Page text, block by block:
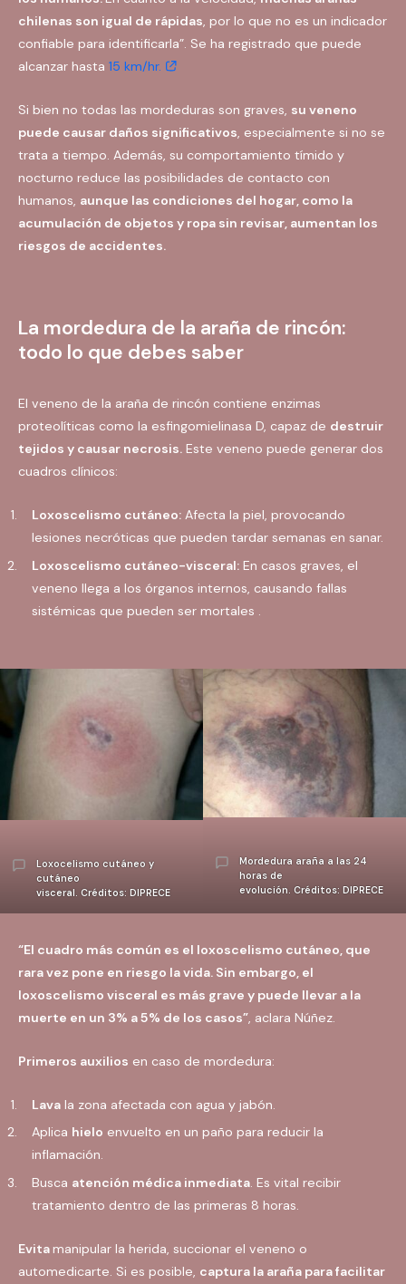
chilenas son igual de rápidas, por lo que no es un indicador
confiable para identificarla”. Se ha registrado que puede
alcanzar hasta 15 km/hr.
Si bien no todas las mordeduras son graves, su veneno
puede causar daños significativos, especialmente si no se
trata a tiempo. Además, su comportamiento tímido y
nocturno reduce las posibilidades de contacto con
humanos, aunque las condiciones del hogar, como la
acumulación de objetos y ropa sin revisar, aumentan los
riesgos de accidentes.
La mordedura de la araña de rincón:
todo lo que debes saber
El veneno de la araña de rincón contiene enzimas
proteolíticas como la esfingomielinasa D, capaz de destruir
tejidos y causar necrosis. Este veneno puede generar dos
cuadros clínicos:
Loxoscelismo cutáneo:Afecta la piel, provocando
lesiones necróticas que pueden tardar semanas en sanar.
Loxoscelismo cutáneo-visceral:En casos graves, el
veneno llega a los órganos internos, causando fallas
sistémicas que pueden ser mortales .
Loxocelismo cutáneo y
cutáneo
visceral. Créditos: DIPRECE
Mordedura araña a las 24
horas de
evolución. Créditos: DIPRECE
“El cuadro más común es el loxoscelismo cutáneo, que
rara vez pone en riesgo la vida. Sin embargo, el
loxoscelismo visceral es más grave y puede llevar a la
muerte en un 3% a 5% de los casos”, aclara Núñez.
Primeros auxilios en caso de mordedura:
Lavala zona afectada con agua y jabón.
Aplica hielo envuelto en un paño para reducir la
inflamación.
Busca atención médica inmediata. Es vital recibir
tratamiento dentro de las primeras 8 horas.
Evitamanipular la herida, succionar el veneno o
automedicarte. Si es posible, captura la araña para facilitar